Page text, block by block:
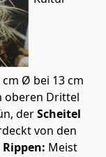
Ø bei 13 cm
oberen Drittel
derScheitel
von den
Rippen: Meist